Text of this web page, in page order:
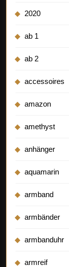
2020
ab 1
ab 2
accessoires
amazon
amethyst
anhänger
aquamarin
armband
armbänder
armbanduhr
armreif